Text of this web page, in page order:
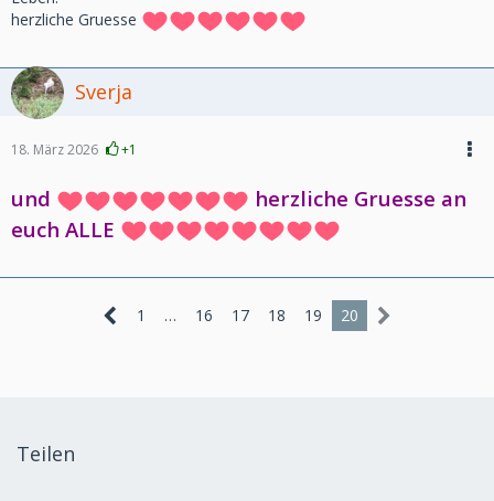
herzliche Gruesse
Sverja
18. März 2026 +1
und
herzliche Gruesse an
euch ALLE
1 … 16 17 18 19 20
Teilen